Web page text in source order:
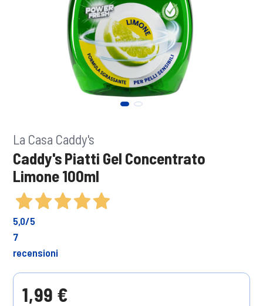
La Casa Caddy's
Caddy's Piatti Gel Concentrato
Limone 100ml
5,0/5
7
recensioni
1,99 €